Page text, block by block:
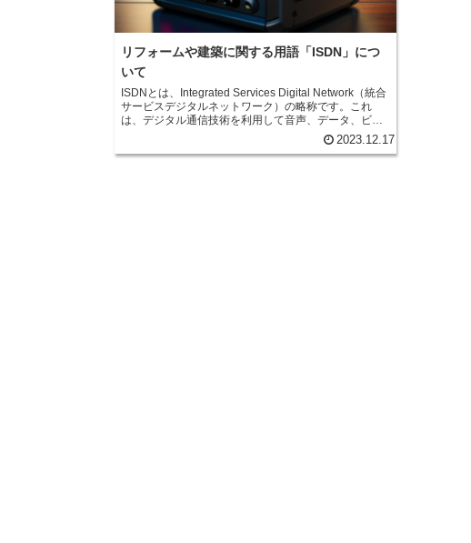
リフォームや建築に関する用語「ISDN」につ
いて
ISDNとは、Integrated Services Digital Network（統合
サービスデジタルネットワーク）の略称です。これ
は、デジタル通信技術を利用して音声、データ、ビデ
オなどのさまざまな通信サービスを統合したネットワ
性の高い通信を提供します。これは、デジタル信号を
2023.12.17